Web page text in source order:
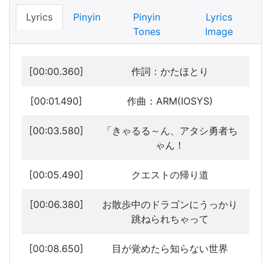
Lyrics Pinyin
Pinyin
Tones
Lyrics
Image
[00:00.360] 作詞：かたほとり
[00:01.490] 作曲：ARM(IOSYS)
[00:03.580]
「きゃるる～ん、アタシ勇者ち
ゃん！
[00:05.490] クエストの帰り道
[00:06.380]
お散歩中のドラゴンにうっかり
跳ねられちゃって
[00:08.650] 目が覚めたら知らない世界